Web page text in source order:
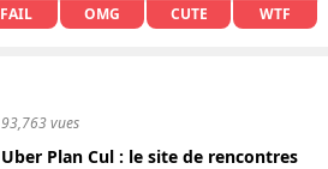
FAIL OMG CUTE WTF
93,763 vues
Uber Plan Cul : le site de rencontres